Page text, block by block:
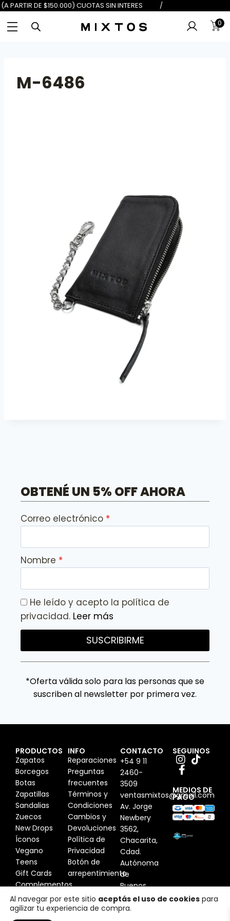
$100.000) 6 (A PARTIR DE
0
M-6486
OBTENÉ UN 5% OFF AHORA
Correo electrónico
Nombre
He leído y acepto la política de
privacidad. Leer más
SUSCRIBIRME
*Oferta válida solo para las personas que se
suscriben al newsletter por primera vez.
PRODUCTOS
Zapatos
Borcegos
Botas
Zapatillas
Sandalias
Zuecos
New Drops
Íconos
Vegano
Teens
Gift Cards
Complementos
INFO
Reparaciones
Preguntas
frecuentes
Términos y
Condiciones
Cambios y
Devoluciones
Política de
Privacidad
Botón de
arrepentimiento
CONTACTO
+54 9 11
2460-
3509
ventasmixtos@gmail.com
Av. Jorge
Newbery
3562,
Chacarita,
Cdad.
Autónoma
de
Buenos
Aires,
Argentina
SEGUINOS
MEDIOS DE
PAGO
Al navegar por este sitio aceptás el uso de cookies para
agilizar tu experiencia de compra.